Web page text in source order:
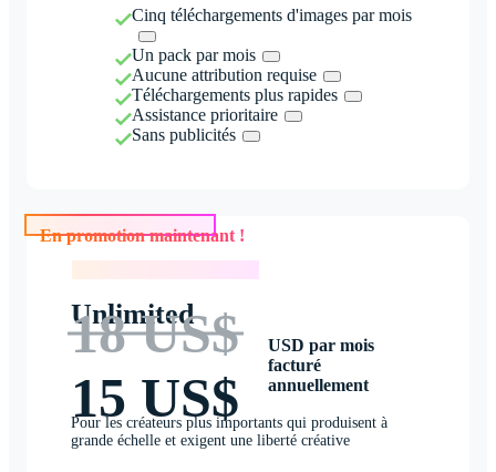
Cinq téléchargements d'images par mois
Un pack par mois
Aucune attribution requise
Téléchargements plus rapides
Assistance prioritaire
Sans publicités
En promotion maintenant !
Unlimited
18 US$
15 US$
USD par mois
facturé
annuellement
Pour les créateurs plus importants qui produisent à
grande échelle et exigent une liberté créative